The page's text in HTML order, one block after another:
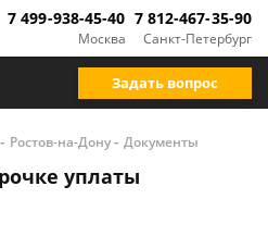
Москва
7 499-938-45-40
Санкт-Петербург
7 812-467-35-90
Задать вопрос
- Ростов-на-Дону- Документы
уплаты